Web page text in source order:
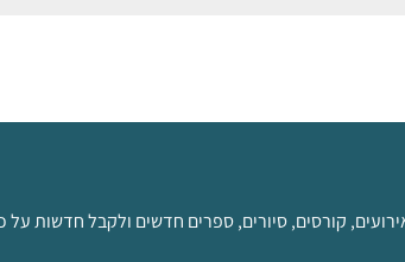
קורסים, סיורים, ספרים חדשים ולקבל חדשות על